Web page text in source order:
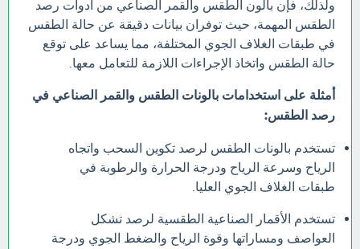
ولذلك، فإن بالون الطقس والقمر الصناعي من أدوات رصد
الطقس المهمة، حيث توفران بيانات دقيقة عن حالة الطقس
في طبقات الغلاف الجوي المختلفة، مما يساعد على توقع
حالة الطقس واتخاذ الإجراءات اللازمة للتعامل معها.
أمثلة على استخدامات بالونات الطقس والقمر الصناعي في
رصد الطقس:
تستخدم بالونات الطقس لرصد تكوين السحب واتجاه
الرياح وسرعة الرياح ودرجة الحرارة والرطوبة في
طبقات الغلاف الجوي العليا.
تستخدم الأقمار الصناعية الطقسية لرصد تشكل
العواصف ومساراتها وقوة الرياح والضغط الجوي ودرجة